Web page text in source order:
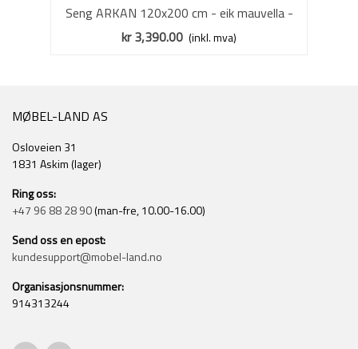
Seng ARKAN 120x200 cm - eik mauvella -
beige sand - 2 skuffer
kr 3,390.00 (inkl. mva)
MØBEL-LAND AS
Osloveien 31
1831 Askim (lager)
Ring oss:
+47 96 88 28 90(man-fre, 10.00-16.00)
Send oss en epost:
kundesupport@mobel-land.no
Organisasjonsnummer:
914313244